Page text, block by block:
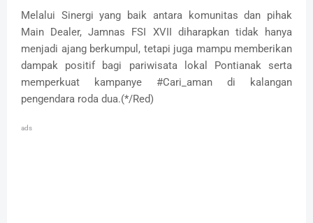
Melalui Sinergi yang baik antara komunitas dan pihak
Main Dealer, Jamnas FSI XVII diharapkan tidak hanya
menjadi ajang berkumpul, tetapi juga mampu memberikan
dampak positif bagi pariwisata lokal Pontianak serta
memperkuat kampanye #Cari_aman di kalangan
pengendara roda dua.(*/Red)
ads